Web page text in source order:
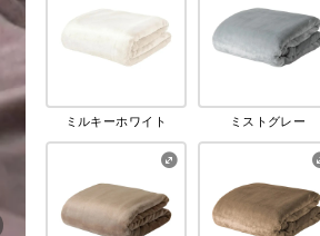
ミルキーホワイト ミストグレー